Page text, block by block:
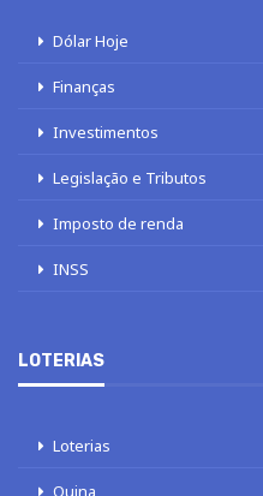
Dólar Hoje
Finanças
Investimentos
Legislação e Tributos
Imposto de renda
INSS
LOTERIAS
Loterias
Quina